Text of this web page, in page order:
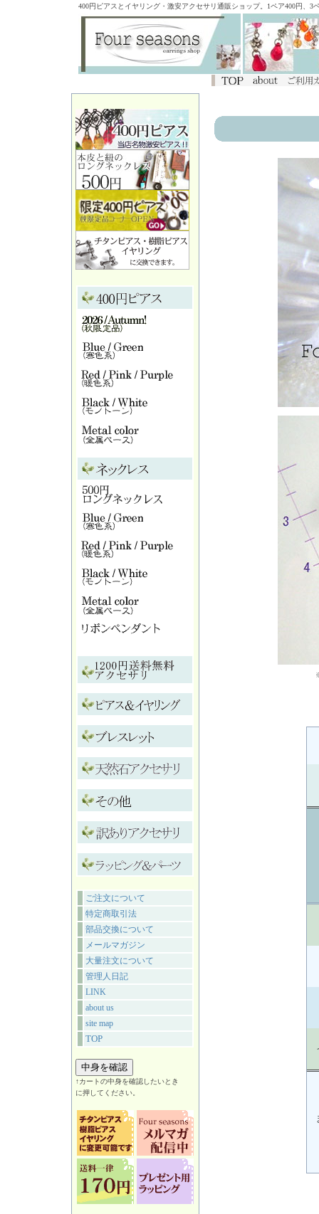
400円ピアスとイヤリング・激安アクセサリ通販ショップ。1ペア400円、
ご注文について
特定商取引法
部品交換について
メールマガジン
大量注文について
管理人日記
LINK
about us
site map
TOP
↑カートの中身を確認したいとき
に押してください。